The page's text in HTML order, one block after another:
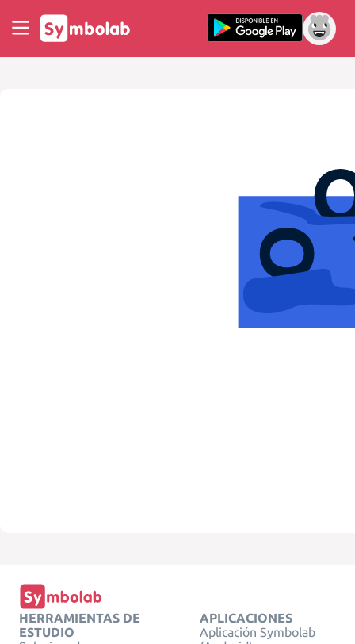
HERRAMIENTAS DE
ESTUDIO
APLICACIONES
Aplicación Symbolab